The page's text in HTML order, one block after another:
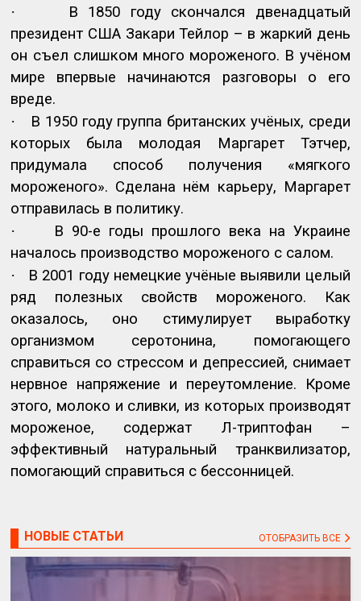
·
В 1850 году скончался двенадцатый
президент США Закари Тейлор – в жаркий день
он съел слишком много мороженого. В учёном
мире впервые начинаются разговоры о его
вреде.
·
В 1950 году группа британских учёных, среди
которых была молодая Маргарет Тэтчер,
придумала способ получения «мягкого
мороженого». Сделана нём карьеру, Маргарет
отправилась в политику.
·
В 90-е годы прошлого века на Украине
началось производство мороженого с салом.
·
В 2001 году немецкие учёные выявили целый
ряд полезных свойств мороженого. Как
оказалось, оно стимулирует выработку
организмом серотонина, помогающего
справиться со стрессом и депрессией, снимает
нервное напряжение и переутомление. Кроме
этого, молоко и сливки, из которых производят
мороженое, содержат Л-триптофан –
эффективный натуральный транквилизатор,
помогающий справиться с бессонницей.
НОВЫЕ СТАТЬИ ОТОБРАЗИТЬ ВСЕ